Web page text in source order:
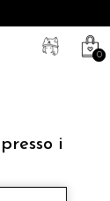
0
i